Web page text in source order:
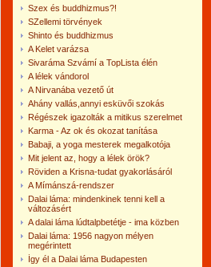
Szex és buddhizmus?!
SZellemi törvények
Shinto és buddhizmus
A Kelet varázsa
Sivaráma Szvámí a TopLista élén
A lélek vándorol
A Nirvanába vezető út
Ahány vallás,annyi esküvői szokás
Régészek igazolták a mitikus szerelmet
Karma - Az ok és okozat tanítása
Babaji, a yoga mesterek megalkotója
Mit jelent az, hogy a lélek örök?
Röviden a Krisna-tudat gyakorlásáról
A Mímánszá-rendszer
Dalai láma: mindenkinek tenni kell a
változásért
A dalai láma lúdtalpbetétje - ima közben
Dalai láma: 1956 nagyon mélyen
megérintett
Így él a Dalai láma Budapesten